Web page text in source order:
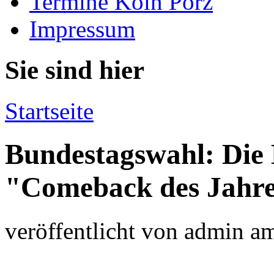
Impressum
Sie sind hier
Startseite
Bundestagswahl:
"Comeback des
veröffentlicht von admin